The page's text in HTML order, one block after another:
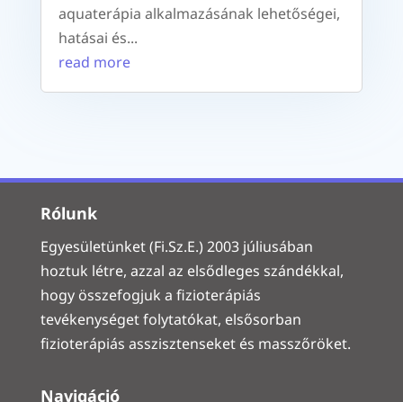
aquaterápia alkalmazásának lehetőségei,
hatásai és...
read more
Rólunk
Egyesületünket (Fi.Sz.E.) 2003 júliusában
hoztuk létre, azzal az elsődleges szándékkal,
hogy összefogjuk a fizioterápiás
tevékenységet folytatókat, elsősorban
fizioterápiás asszisztenseket és masszőröket.
Navigáció